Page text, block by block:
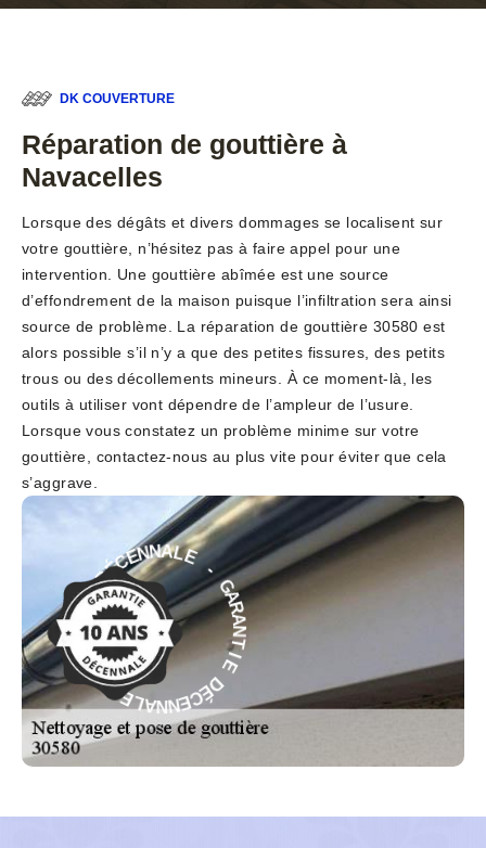
DK COUVERTURE
Réparation de gouttière à
Navacelles
Lorsque des dégâts et divers dommages se localisent sur
votre gouttière, n’hésitez pas à faire appel pour une
intervention. Une gouttière abîmée est une source
d’effondrement de la maison puisque l’infiltration sera ainsi
source de problème. La réparation de gouttière 30580 est
alors possible s’il n’y a que des petites fissures, des petits
trous ou des décollements mineurs. À ce moment-là, les
outils à utiliser vont dépendre de l’ampleur de l’usure.
Lorsque vous constatez un problème minime sur votre
gouttière, contactez-nous au plus vite pour éviter que cela
s’aggrave.
G
A
R
A
N
T
I
E
D
É
C
E
NNALE - GAR
A
N
T
I
E
D
É
C
E
N
N
A
L
E
-